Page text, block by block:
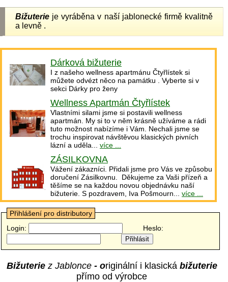
Bižuterie je vyráběna v naší jablonecké firmě kvalitně
a levně .
Dárková bižuterie
I z našeho wellness apartmánu Čtyřlístek si
můžete odvézt něco na památku . Vyberte si v
sekci Dárky pro ženy
Wellness Apartmán Čtyřlístek
Vlastními silami jsme si postavili wellness
apartmán. My si to v něm krásně užíváme a rádi
tuto možnost nabízíme i Vám. Nechali jsme se
trochu inspirovat návštěvou klasických pivních
lázní a uděla... více ...
ZÁSILKOVNA
Vážení zákazníci. Přidali jsme pro Vás ve způsobu
doručení Zásilkovnu. Děkujeme za Vaši přízeň a
těšíme se na každou novou objednávku naší
bižuterie. S pozdravem, Iva Pošmourn... více ...
Přihlášení pro distributory
Login:
Heslo:
Bižuteriez Jablonce - originální i klasická bižuterie
přímo od výrobce